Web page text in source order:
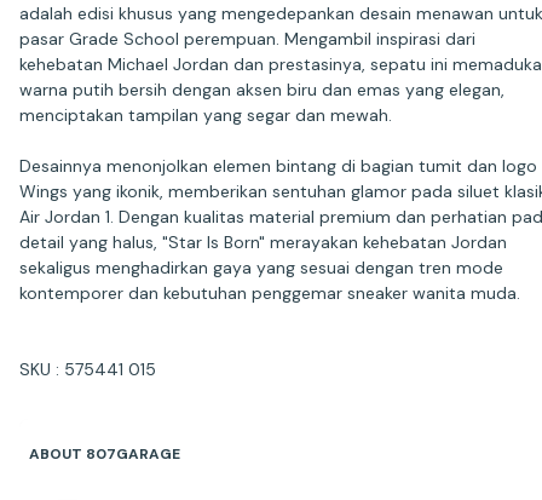
adalah edisi khusus yang mengedepankan desain menawan untuk
pasar Grade School perempuan. Mengambil inspirasi dari
kehebatan Michael Jordan dan prestasinya, sepatu ini
warna putih bersih dengan aksen biru dan emas yang elegan,
menciptakan tampilan yang segar dan mewah.
Desainnya menonjolkan elemen bintang di bagian tumit dan logo
Wings yang ikonik, memberikan sentuhan glamor pada siluet
Air Jordan 1. Dengan kualitas material premium dan perhatian
detail yang halus, "Star Is Born" merayakan kehebatan Jordan
sekaligus menghadirkan gaya yang sesuai dengan tren mode
kontemporer dan kebutuhan penggemar sneaker wanita muda.
SKU : 575441 015
ABOUT 807GARAGE